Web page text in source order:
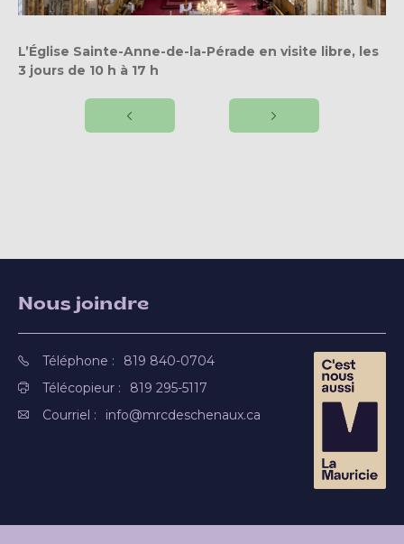
L’Église Sainte-Anne-de-la-Pérade en visite libre, les
3 jours de 10 h à 17 h
Nous joindre
Téléphone :
819 840-0704
Télécopieur :
819 295-5117
Courriel :
info@mrcdeschenaux.ca